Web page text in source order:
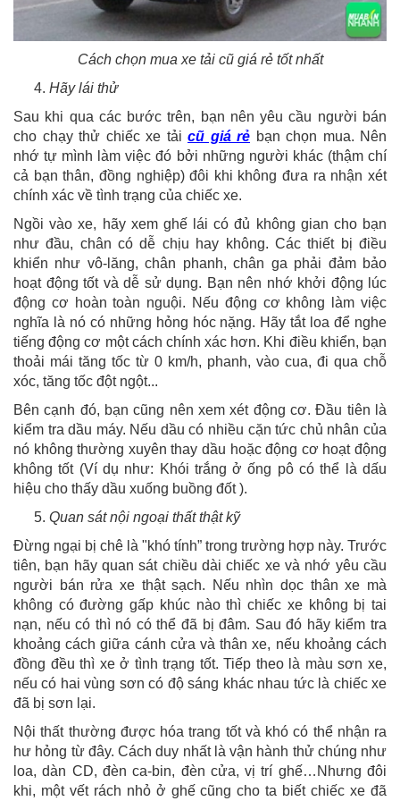
Cách chọn mua xe tải cũ giá rẻ tốt nhất
Hãy lái thử
Sau khi qua các bước trên, bạn nên yêu cầu người bán
cho chạy thử chiếc xe tải cũ giá rẻ bạn chọn mua. Nên
nhớ tự mình làm việc đó bởi những người khác (thậm chí
cả bạn thân, đồng nghiệp) đôi khi không đưa ra nhận xét
chính xác về tình trạng của chiếc xe.
Ngồi vào xe, hãy xem ghế lái có đủ không gian cho bạn
như đầu, chân có dễ chịu hay không. Các thiết bị điều
khiển như vô-lăng, chân phanh, chân ga phải đảm bảo
hoạt động tốt và dễ sử dụng. Bạn nên nhớ khởi động lúc
động cơ hoàn toàn nguội. Nếu động cơ không làm việc
nghĩa là nó có những hỏng hóc nặng. Hãy tắt loa để nghe
tiếng động cơ một cách chính xác hơn. Khi điều khiển, bạn
thoải mái tăng tốc từ 0 km/h, phanh, vào cua, đi qua chỗ
xóc, tăng tốc đột ngột...
Bên cạnh đó, bạn cũng nên xem xét động cơ. Đầu tiên là
kiểm tra dầu máy. Nếu dầu có nhiều cặn tức chủ nhân của
nó không thường xuyên thay dầu hoặc động cơ hoạt động
không tốt (Ví dụ như: Khói trắng ở ống pô có thể là dấu
hiệu cho thấy dầu xuống buồng đốt ).
Quan sát nội ngoại thất thật kỹ
Đừng ngại bị chê là "khó tính” trong trường hợp này. Trước
tiên, bạn hãy quan sát chiều dài chiếc xe và nhớ yêu cầu
người bán rửa xe thật sạch. Nếu nhìn dọc thân xe mà
không có đường gấp khúc nào thì chiếc xe không bị tai
nạn, nếu có thì nó có thể đã bị đâm. Sau đó hãy kiểm tra
khoảng cách giữa cánh cửa và thân xe, nếu khoảng cách
đồng đều thì xe ở tình trạng tốt. Tiếp theo là màu sơn xe,
nếu có hai vùng sơn có độ sáng khác nhau tức là chiếc xe
đã bị sơn lại.
Nội thất thường được hóa trang tốt và khó có thể nhận ra
hư hỏng từ đây. Cách duy nhất là vận hành thử chúng như
loa, dàn CD, đèn ca-bin, đèn cửa, vị trí ghế…Nhưng đôi
khi, một vết rách nhỏ ở ghế cũng cho ta biết chiếc xe đã